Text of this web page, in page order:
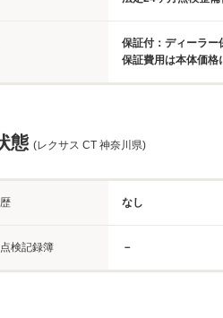
保証付：ディーラ
保証費用は本体価格
態 (レクサス CT 神奈川県)
なし
検記録簿 －